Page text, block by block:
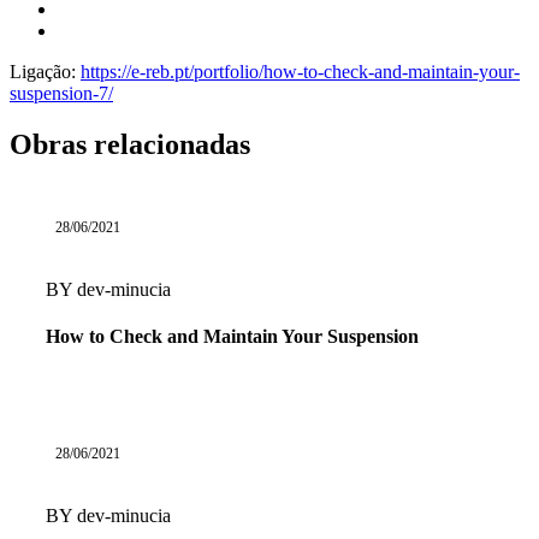
Ligação: https://e-reb.pt/portfolio/how-to-check-and-maintain-your-
suspension-7/
Obras relacionadas
28/06/2021
BY dev-minucia
How to Check and Maintain Your Suspension
28/06/2021
BY dev-minucia